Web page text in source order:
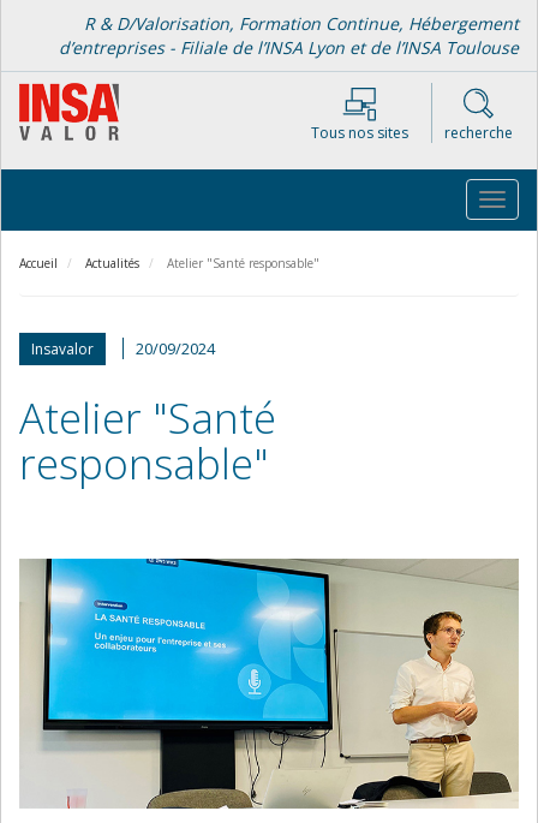
contenu
principal
R & D/Valorisation, Formation Continue, Hébergement
d’entreprises - Filiale de l’INSA Lyon et de l’INSA Toulouse
Tous nos sites recherche
Accueil Actualités Atelier "Santé responsable"
Insavalor 20/09/2024
Atelier "Santé
responsable"